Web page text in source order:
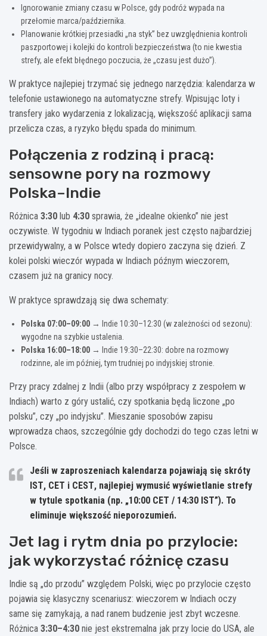
Ignorowanie zmiany czasu w Polsce, gdy podróż wypada na
przełomie marca/października.
Planowanie krótkiej przesiadki „na styk” bez uwzględnienia kontroli
paszportowej i kolejki do kontroli bezpieczeństwa (to nie kwestia
strefy, ale efekt błędnego poczucia, że „czasu jest dużo”).
W praktyce najlepiej trzymać się jednego narzędzia: kalendarza w
telefonie ustawionego na automatyczne strefy. Wpisując loty i
transfery jako wydarzenia z lokalizacją, większość aplikacji sama
przelicza czas, a ryzyko błędu spada do minimum.
Połączenia z rodziną i pracą:
sensowne pory na rozmowy
Polska–Indie
Różnica 3:30 lub 4:30 sprawia, że „idealne okienko” nie jest
oczywiste. W tygodniu w Indiach poranek jest często najbardziej
przewidywalny, a w Polsce wtedy dopiero zaczyna się dzień. Z
kolei polski wieczór wypada w Indiach późnym wieczorem,
czasem już na granicy nocy.
W praktyce sprawdzają się dwa schematy:
Polska 07:00–09:00 → Indie 10:30–12:30 (w zależności od sezonu):
wygodne na szybkie ustalenia.
Polska 16:00–18:00 → Indie 19:30–22:30: dobre na rozmowy
rodzinne, ale im później, tym trudniej po indyjskiej stronie.
Przy pracy zdalnej z Indii (albo przy współpracy z zespołem w
Indiach) warto z góry ustalić, czy spotkania będą liczone „po
polsku”, czy „po indyjsku”. Mieszanie sposobów zapisu
wprowadza chaos, szczególnie gdy dochodzi do tego czas letni w
Polsce.
Jeśli w zaproszeniach kalendarza pojawiają się skróty
IST, CET i CEST, najlepiej wymusić wyświetlanie strefy
w tytule spotkania (np. „10:00 CET / 14:30 IST”). To
eliminuje większość nieporozumień.
Jet lag i rytm dnia po przylocie:
jak wykorzystać różnicę czasu
Indie są „do przodu” względem Polski, więc po przylocie często
pojawia się klasyczny scenariusz: wieczorem w Indiach oczy
same się zamykają, a nad ranem budzenie jest zbyt wczesne.
Różnica 3:30–4:30 nie jest ekstremalna jak przy locie do USA, ale